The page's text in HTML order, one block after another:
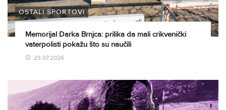
OSTALI SPORTOVI
Memorijal Darka Brnjca: prilika da mali crikvenički
vaterpolisti pokažu što su naučili
23.07.2026